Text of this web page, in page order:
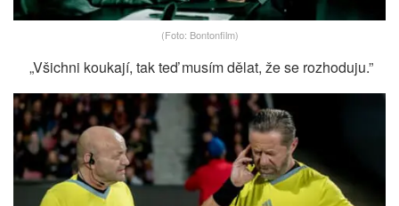
(Foto: Bontonfilm)
„Všichni koukají, tak teď musím dělat, že se rozhoduju.”